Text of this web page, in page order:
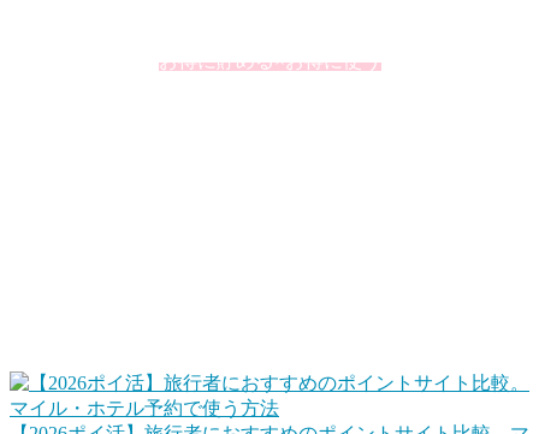
お得に貯める×お得に使う